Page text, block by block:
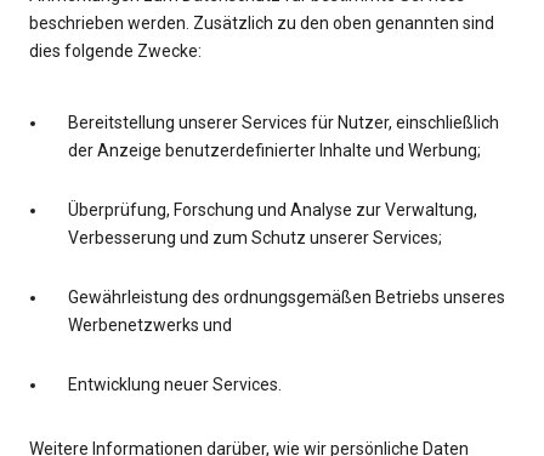
beschrieben werden. Zusätzlich zu den oben genannten sind
dies folgende Zwecke:
Bereitstellung unserer Services für Nutzer, einschließlich
der Anzeige benutzerdefinierter Inhalte und Werbung;
Überprüfung, Forschung und Analyse zur Verwaltung,
Verbesserung und zum Schutz unserer Services;
Gewährleistung des ordnungsgemäßen Betriebs unseres
Werbenetzwerks und
Entwicklung neuer Services.
Weitere Informationen darüber, wie wir persönliche Daten